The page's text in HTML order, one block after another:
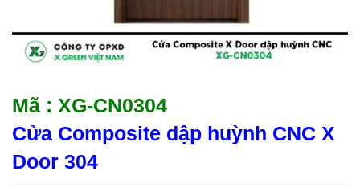
Mã : XG-CN0304
Cửa Composite dập huỳnh CNC X
Door 304